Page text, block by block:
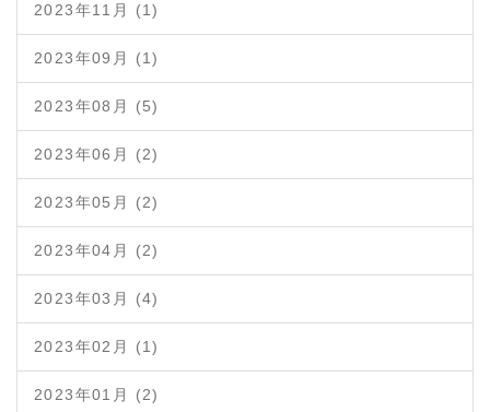
2023年11月 (1)
2023年09月 (1)
2023年08月 (5)
2023年06月 (2)
2023年05月 (2)
2023年04月 (2)
2023年03月 (4)
2023年02月 (1)
2023年01月 (2)